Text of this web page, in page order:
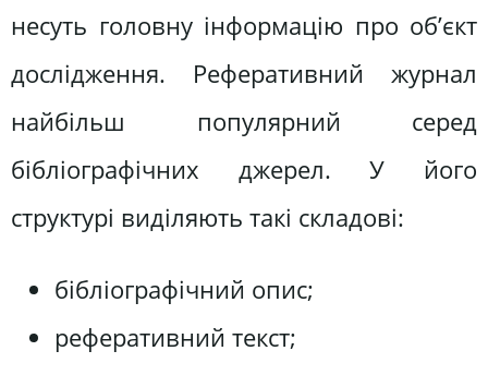
несуть головну інформацію про об’єкт
дослідження. Реферативний журнал
найбільш популярний серед
бібліографічних джерел. У його
структурі виділяють такі складові:
бібліографічний опис;
реферативний текст;